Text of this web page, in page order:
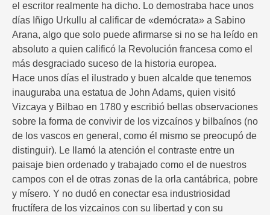
el escritor realmente ha dicho. Lo demostraba hace unos
días Iñigo Urkullu al calificar de «demócrata» a Sabino
Arana, algo que solo puede afirmarse si no se ha leído en
absoluto a quien calificó la Revolución francesa como el
más desgraciado suceso de la historia europea.
Hace unos días el ilustrado y buen alcalde que tenemos
inauguraba una estatua de John Adams, quien visitó
Vizcaya y Bilbao en 1780 y escribió bellas observaciones
sobre la forma de convivir de los vizcaínos y bilbaínos (no
de los vascos en general, como él mismo se preocupó de
distinguir). Le llamó la atención el contraste entre un
paisaje bien ordenado y trabajado como el de nuestros
campos con el de otras zonas de la orla cantábrica, pobre
y mísero. Y no dudó en conectar esa industriosidad
fructífera de los vizcainos con su libertad y con su